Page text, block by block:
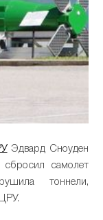
Эдвард Сноуден
самолет
тоннели,